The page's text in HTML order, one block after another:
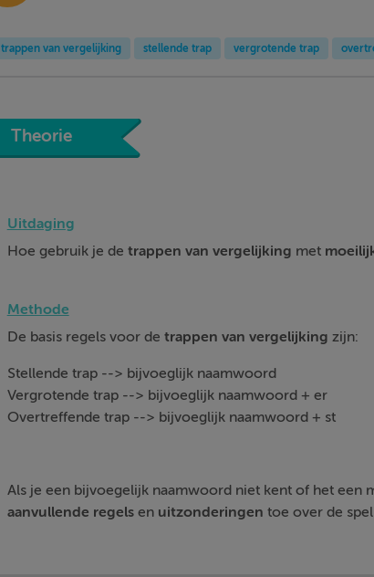
trappen van vergelijking stellende trap vergrotende trap
Theorie
Uitdaging
Hoe gebruik je de trappen van vergelijking met
Methode
De basis regels voor de trappen van vergelijking zijn:
Stellende trap --> bijvoeglijk naamwoord
Vergrotende trap --> bijvoeglijk naamwoord + er
Overtreffende trap --> bijvoeglijk naamwoord + st
Als je een bijvoegelijk naamwoord niet kent of het een
aanvullende regelsen uitzonderingen toe over de